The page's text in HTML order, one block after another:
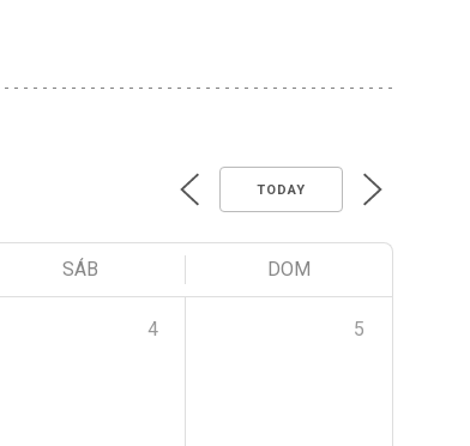
TODAY
SÁB DOM
4 5